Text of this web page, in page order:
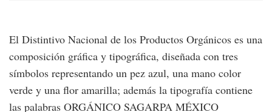
El Distintivo Nacional de los Productos Orgánicos es una
composición gráfica y tipográfica, diseñada con tres
símbolos representando un pez azul, una mano color
verde y una flor amarilla; además la tipografía contiene
las palabras ORGÁNICO SAGARPA MÉXICO